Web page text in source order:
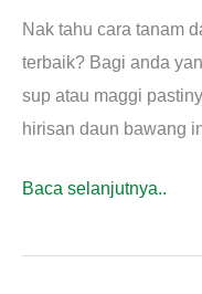
Nak tahu cara tanam
terbaik? Bagi anda
sup atau maggi
hirisan daun bawang
Cara
Daun
Baca selanjutnya..